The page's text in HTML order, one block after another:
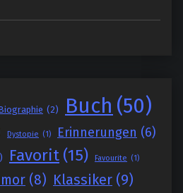
(2) Buch (50)
Dystopie (1) Erinnerungen (6)
Favorit (15) Favourite (1)
(8) Klassiker (9)